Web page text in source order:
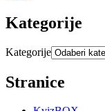
Kategorije
Kategorije
Stranice